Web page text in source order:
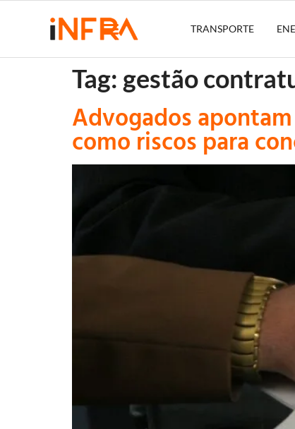
TRANSPORTE
Tag: gestão
Advogados
como riscos para